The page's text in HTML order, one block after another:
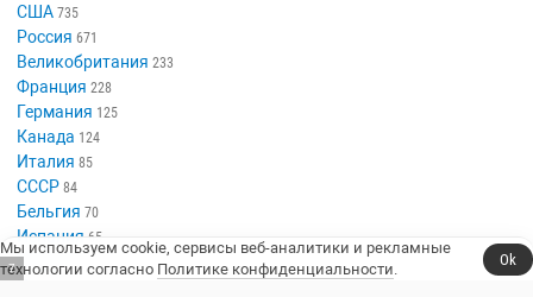
США 735
Россия 671
Великобритания 233
Франция 228
Германия 125
Канада 124
Италия 85
СССР 84
Бельгия 70
Испания 65
Китай
Индия
Мы используем cookie, сервисы веб-аналитики и рекламные
технологии согласно Политике конфиденциальности.
Ok
6